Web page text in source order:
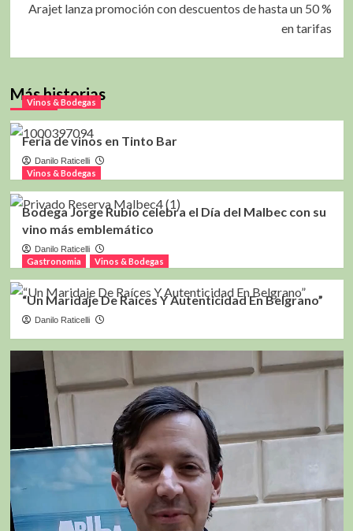
Arajet lanza promoción con descuentos de hasta un 50 %
en tarifas
Más historias
Vinos & Bodegas
Feria de vinos en Tinto Bar
Danilo Raticelli
Vinos & Bodegas
Bodega Jorge Rubio celebra el Día del Malbec con su
vino más emblemático
Danilo Raticelli
Gastronomia Vinos & Bodegas
“Un Maridaje De Raíces Y Autenticidad En Belgrano”
Danilo Raticelli